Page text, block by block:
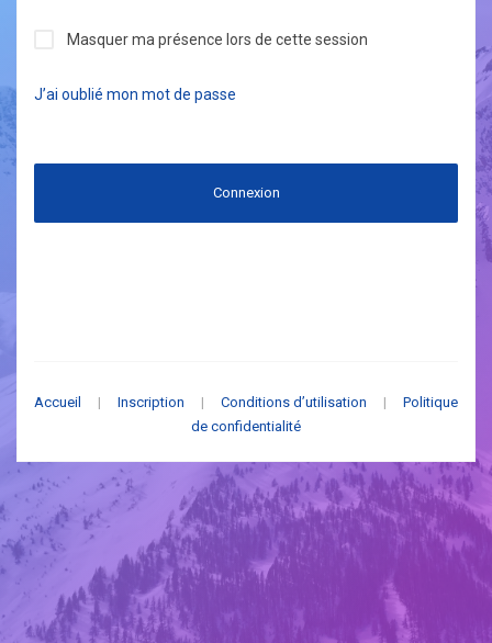
Masquer ma présence lors de cette session
J’ai oublié mon mot de passe
Connexion
Accueil | Inscription | Conditions d’utilisation |
Politique
de confidentialité